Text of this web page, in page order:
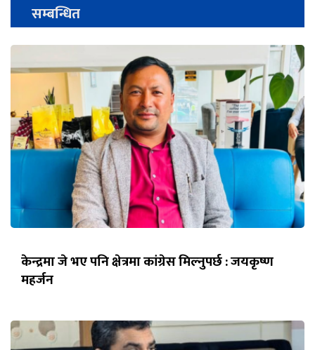
सम्बन्धित
केन्द्रमा जे भए पनि क्षेत्रमा कांग्रेस मिल्नुपर्छ : जयकृष्ण
महर्जन